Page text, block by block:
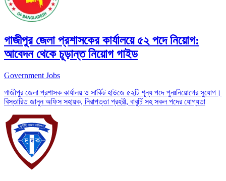
গাজীপুর জেলা প্রশাসকের কার্যালয়ে ৫২ পদে নিয়োগ:
আবেদন থেকে চূড়ান্ত নিয়োগ গাইড
Government Jobs
গাজীপুর জেলা প্রশাসক কার্যালয় ও সার্কিট হাউজে ৫২টি শূন্য পদে পুনঃনিয়োগের সুযোগ।
বিস্তারিত জানুন অফিস সহায়ক, নিরাপত্তা প্রহরী, বাবুর্চি সহ সকল পদের যোগ্যতা